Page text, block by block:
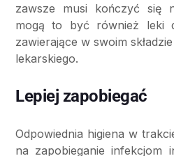
zawsze musi kończyć się
mogą to być również leki
zawierające w swoim
lekarskiego.
Lepiej zapobiegać
Odpowiednia higiena w
na zapobieganie infekcjom